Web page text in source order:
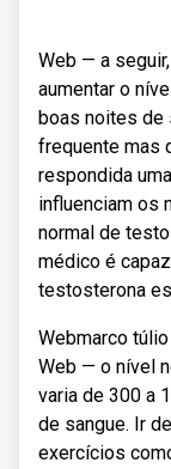
Web — a
aumentar o
boas noites de
frequente mas
respondida
influenciam os
normal de
médico é
testosterona
Webmarco
Web — o nível
varia de 300 a
de sangue. Ir
exercícios